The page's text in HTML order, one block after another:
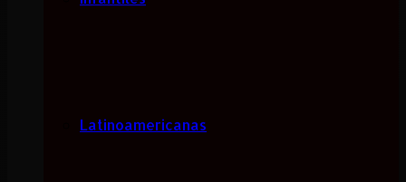
Latinoamericanas